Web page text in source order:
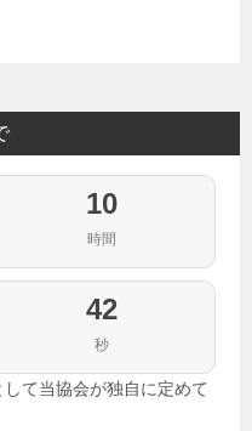
10
時間
42
秒
て当協会が独自に定めて